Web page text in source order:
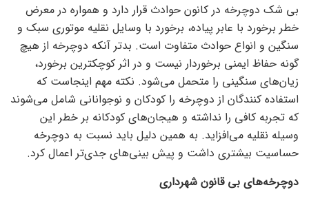
بی شک دوچرخه در کانون حوادث قرار دارد و همواره در معرض
خطر برخورد با عابر پیاده، برخورد با وسایل نقلیه موتوری سبک و
سنگین و انواع حوادث متفاوت است. بدتر آنکه دوچرخه از هیچ
گونه حفاظ ایمنی برخوردار نیست و در اثر کوچکترین برخورد،
زیان‌های سنگینی را متحمل می‌شود. نکته مهم اینجاست که
استفاده کنندگان از دوچرخه را کودکان و نوجوانانی شامل می‌شوند
که تجربه کافی را نداشته و هیجان‌های کودکانه بر خطر این
وسیله نقلیه می‌افزاید. به همین دلیل باید نسبت به دوچرخه
حساسیت بیشتری داشت و پیش بینی‌های جدی‌تر اعمال کرد.
دوچرخه‌های بی قانون شهرداری